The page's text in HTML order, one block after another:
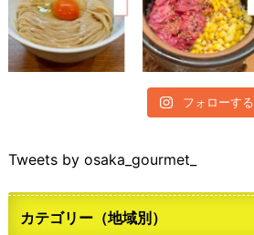
フォローする
Tweets by osaka_gourmet_
カテゴリー（地域別）